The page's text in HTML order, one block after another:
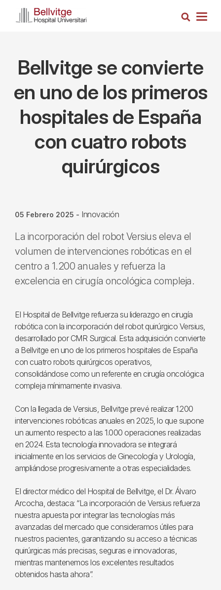
Busca
Bellvitge se convierte
en uno de los primeros
hospitales de España
con cuatro robots
quirúrgicos
05 Febrero 2025 - Innovación
La incorporación del robot Versius eleva el
volumen de intervenciones robóticas en el
centro a 1.200 anuales y refuerza la
excelencia en cirugía oncológica compleja.
El Hospital de Bellvitge refuerza su liderazgo en cirugía
robótica con la incorporación del robot quirúrgico Versius,
desarrollado por CMR Surgical. Esta adquisición convierte
a Bellvitge en uno de los primeros hospitales de España
con cuatro robots quirúrgicos operativos,
consolidándose como un referente en cirugía oncológica
compleja mínimamente invasiva.
Con la llegada de Versius, Bellvitge prevé realizar 1.200
intervenciones robóticas anuales en 2025, lo que supone
un aumento respecto a las 1.000 operaciones realizadas
en 2024. Esta tecnología innovadora se integrará
inicialmente en los servicios de Ginecología y Urología,
ampliándose progresivamente a otras especialidades.
El director médico del Hospital de Bellvitge, el Dr. Álvaro
Arcocha, destaca: “La incorporación de Versius refuerza
nuestra apuesta por integrar las tecnologías más
avanzadas del mercado que consideramos útiles para
nuestros pacientes, garantizando su acceso a técnicas
quirúrgicas más precisas, seguras e innovadoras,
mientras mantenemos los excelentes resultados
obtenidos hasta ahora”.